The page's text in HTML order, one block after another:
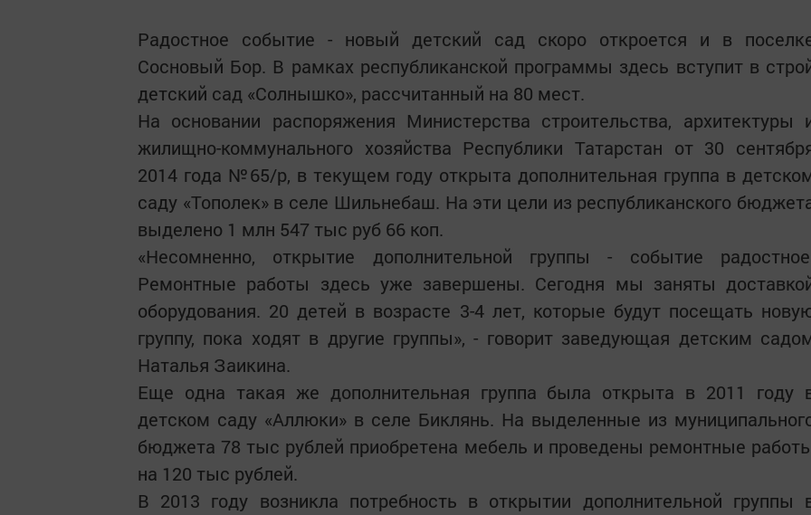
Радостное событие - новый детский сад скоро откроется и в
Сосновый Бор. В рамках республиканской программы здесь вступит в
детский сад «Солнышко», рассчитанный на 80 мест.
На основании распоряжения Министерства строительства, архитектуры
жилищно-коммунального хозяйства Республики Татарстан от 30
2014 года №65/р, в текущем году открыта дополнительная группа в
саду «Тополек» в селе Шильнебаш. На эти цели из республиканского
выделено 1 млн 547 тыс руб 66 коп.
«Несомненно, открытие дополнительной группы - событие
Ремонтные работы здесь уже завершены. Сегодня мы заняты
оборудования. 20 детей в возрасте 3-4 лет, которые будут посещать
группу, пока ходят в другие группы», - говорит заведующая детским
Наталья Заикина.
Еще одна такая же дополнительная группа была открыта в 2011 году
детском саду «Аллюки» в селе Биклянь. На выделенные из
бюджета 78 тыс рублей приобретена мебель и проведены ремонтные
на 120 тыс рублей.
В 2013 году возникла потребность в открытии дополнительной группы